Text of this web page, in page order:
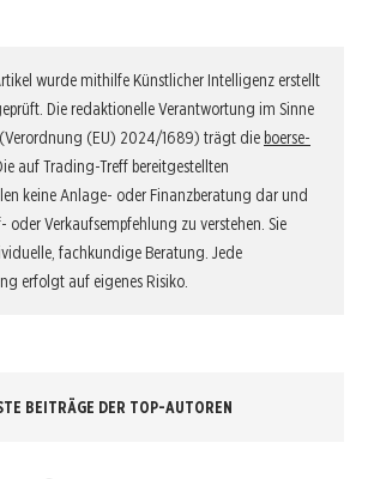
wurde mithilfe Künstlicher Intelligenz erstellt
Die redaktionelle Verantwortung im Sinne
(EU) 2024/1689) trägt die boerse-
auf Trading-Treff bereitgestellten
keine Anlage- oder Finanzberatung dar und
oder Verkaufsempfehlung zu verstehen. Sie
fachkundige Beratung. Jede
erfolgt auf eigenes Risiko.
BEITRÄGE DER TOP-AUTOREN